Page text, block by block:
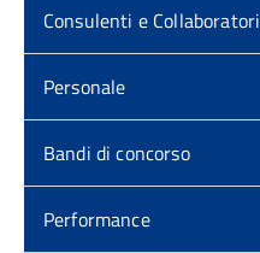
Consulenti e Collaboratori
Personale
Bandi di concorso
Performance